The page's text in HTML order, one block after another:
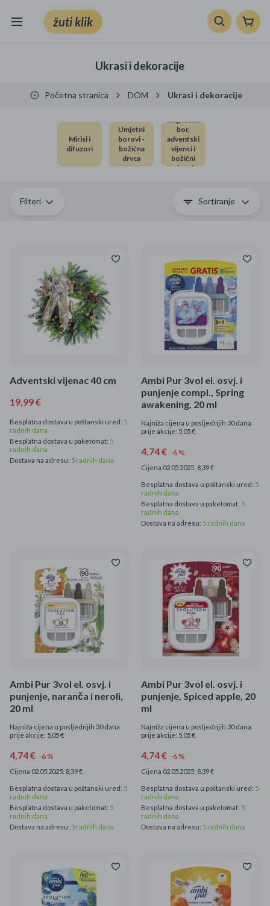
žuti klik
TV, audio i foto
VRT I ALATI
Klik supermarket
Mame i bebe
Igračke
DOM
Specijalne kategorije
Čišćenje zaliha
Kišobrani akcija
Ukrasi i dekoracije
Početna stranica DOM Ukrasi i dekoracije
Mirisi i
difuzori
Umjetni
borovi -
božićna
drvca
Kuglice za
bor,
adventski
vijenci i
božićni
ukrasi
Filteri Sortiranje
Adventski vijenac 40 cm
19,99 €
Besplatna dostava u poštanski ured: 5
radnih dana
Besplatna dostava u paketomat: 5
radnih dana
Dostava na adresu: 5 radnih dana
Ambi Pur 3vol el. osvj. i
punjenje compl., Spring
awakening, 20 ml
Najniža cijena u posljednjih 30 dana
prije akcije: 5,05 €
4,74 € -6 %
Cijena 02.05.2025: 8,39 €
Besplatna dostava u poštanski ured: 5
radnih dana
Besplatna dostava u paketomat: 5
radnih dana
Dostava na adresu: 5 radnih dana
Ambi Pur 3vol el. osvj. i
punjenje, naranča i neroli,
20 ml
Najniža cijena u posljednjih 30 dana
prije akcije: 5,05 €
4,74 € -6 %
Cijena 02.05.2025: 8,39 €
Besplatna dostava u poštanski ured: 5
radnih dana
Besplatna dostava u paketomat: 5
radnih dana
Dostava na adresu: 5 radnih dana
Ambi Pur 3vol el. osvj. i
punjenje, Spiced apple, 20
ml
Najniža cijena u posljednjih 30 dana
prije akcije: 5,05 €
4,74 € -6 %
Cijena 02.05.2025: 8,39 €
Besplatna dostava u poštanski ured: 5
radnih dana
Besplatna dostava u paketomat: 5
radnih dana
Dostava na adresu: 5 radnih dana